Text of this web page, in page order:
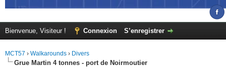
Bienvenue, Visiteur ! Connexion S’enregistrer
MCT57 › Walkarounds › Divers
Grue Martin 4 tonnes - port de Noirmoutier